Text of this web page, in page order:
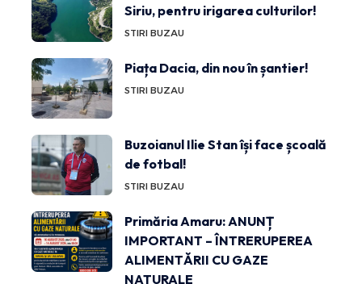
Siriu, pentru irigarea culturilor!
STIRI BUZAU
Piața Dacia, din nou în șantier!
STIRI BUZAU
Buzoianul Ilie Stan își face școală
de fotbal!
STIRI BUZAU
Primăria Amaru: ANUNȚ
IMPORTANT – ÎNTRERUPEREA
ALIMENTĂRII CU GAZE
NATURALE